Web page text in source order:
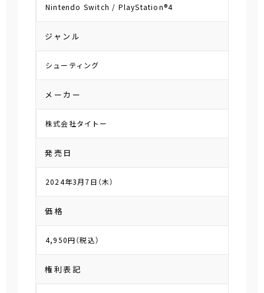
Nintendo Switch / PlayStation®4
ジャンル
シューティング
メーカー
株式会社タイトー
発売日
2024年3月7日（木）
価格
4,950円（税込）
権利表記